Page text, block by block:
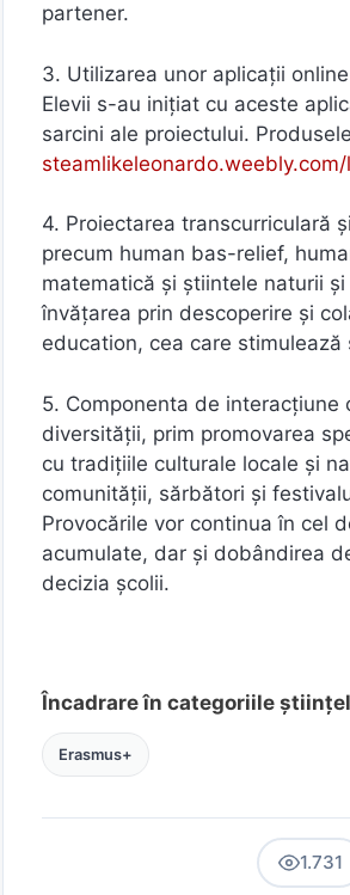
partener.
3. Utilizarea unor aplicații
Elevii s-au inițiat cu aceste
sarcini ale proiectului.
4. Proiectarea transcurriculară
precum human bas-relief,
matematică şi ştiintele naturii
învățarea prin descoperire şi
education, cea care
5. Componenta de
diversității, prim promovarea
cu tradițiile culturale locale şi
comunității, sărbători şi
Provocările vor continua în cel
acumulate, dar şi dobândirea
decizia şcolii.
Încadrare în categoriile
Erasmus+
1.731